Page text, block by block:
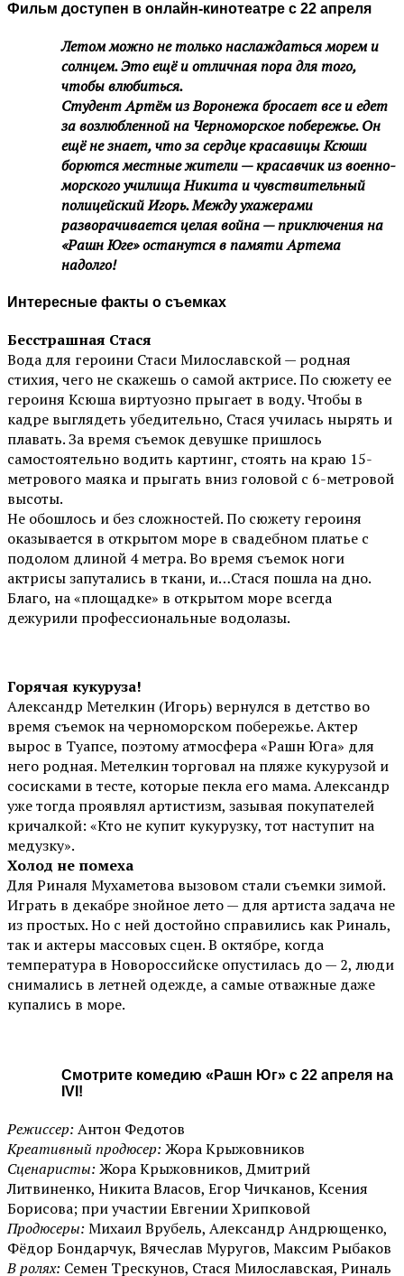
Фильм доступен в онлайн-кинотеатре с 22 апреля
Летом можно не только наслаждаться морем и
солнцем. Это ещё и отличная пора для того,
чтобы влюбиться.
Студент Артём из Воронежа бросает все и едет
за возлюбленной на Черноморское побережье. Он
ещё не знает, что за сердце красавицы Ксюши
борются местные жители — красавчик из военно-
морского училища Никита и чувствительный
полицейский Игорь. Между ухажерами
разворачивается целая война — приключения на
«Рашн Юге» останутся в памяти Артема
надолго!
Интересные факты о съемках
Бесстрашная Стася
Вода для героини Стаси Милославской — родная
стихия, чего не скажешь о самой актрисе. По сюжету ее
героиня Ксюша виртуозно прыгает в воду. Чтобы в
кадре выглядеть убедительно, Стася училась нырять и
плавать. За время съемок девушке пришлось
самостоятельно водить картинг, стоять на краю 15-
метрового маяка и прыгать вниз головой с 6-метровой
высоты.
Не обошлось и без сложностей. По сюжету героиня
оказывается в открытом море в свадебном платье с
подолом длиной 4 метра. Во время съемок ноги
актрисы запутались в ткани, и…Стася пошла на дно.
Благо, на «площадке» в открытом море всегда
дежурили профессиональные водолазы.
Горячая кукуруза!
Александр Метелкин (Игорь) вернулся в детство во
время съемок на черноморском побережье. Актер
вырос в Туапсе, поэтому атмосфера «Рашн Юга» для
него родная. Метелкин торговал на пляже кукурузой и
сосисками в тесте, которые пекла его мама. Александр
уже тогда проявлял артистизм, зазывая покупателей
кричалкой: «Кто не купит кукурузку, тот наступит на
медузку».
Холод не помеха
Для Риналя Мухаметова вызовом стали съемки зимой.
Играть в декабре знойное лето — для артиста задача не
из простых. Но с ней достойно справились как Риналь,
так и актеры массовых сцен. В октябре, когда
температура в Новороссийске опустилась до — 2, люди
снимались в летней одежде, а самые отважные даже
купались в море.
Смотрите комедию «Рашн Юг» с 22 апреля на
IVI!
Режиссер: Антон Федотов
Креативный продюсер: Жора Крыжовников
Сценаристы: Жора Крыжовников, Дмитрий
Литвиненко, Никита Власов, Егор Чичканов, Ксения
Борисова; при участии Евгении Хрипковой
Продюсеры: Михаил Врубель, Александр Андрющенко,
Фёдор Бондарчук, Вячеслав Муругов, Максим Рыбаков
В ролях: Семен Трескунов, Стася Милославская, Риналь